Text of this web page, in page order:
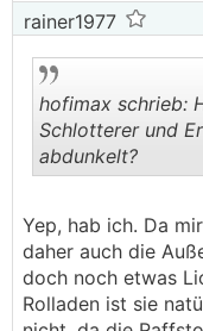
rainer1977
hofimax schrieb:
Schlotterer und
abdunkelt?
Yep, hab ich. Da
daher auch die
doch noch etwas
Rolladen ist sie